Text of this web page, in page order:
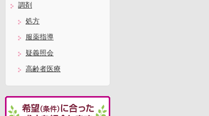
調剤
処方
服薬指導
疑義照会
高齢者医療